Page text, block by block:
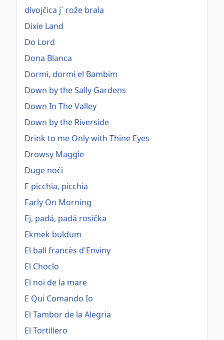
divojčica j` rože brala
Dixie Land
Do Lord
Dona Blanca
Dormi, dormi el Bambim
Down by the Sally Gardens
Down In The Valley
Down by the Riverside
Drink to me Only with Thine Eyes
Drowsy Maggie
Duge noći
E picchia, picchia
Early On Morning
Ej, padá, padá rosička
Ekmek buldum
El ball francès d'Enviny
El Choclo
El noi de la mare
E Qui Comando Io
El Tambor de la Alegria
El Tortillero